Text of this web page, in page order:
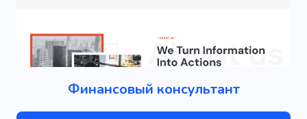
Финансовый консультант